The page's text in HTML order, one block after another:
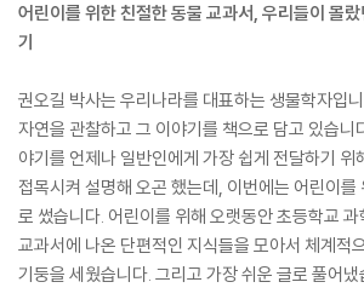
어린이를 위한 친절한 동물 교과서, 우리들이 몰
기
권오길 박사는 우리나라를 대표하는 생물학자입
자연을 관찰하고 그 이야기를 책으로 담고 있습니
야기를 언제나 일반인에게 가장 쉽게 전달하기 위
접목시켜 설명해 오곤 했는데, 이번에는 어린이를
로 썼습니다. 어린이를 위해 오랫동안 초등학교
교과서에 나온 단편적인 지식들을 모아서 체계적
기둥을 세웠습니다. 그리고 가장 쉬운 글로 풀어냈